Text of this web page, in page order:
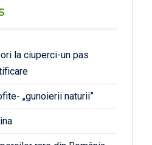
la ciuperci-un pas
„gunoierii naturii”